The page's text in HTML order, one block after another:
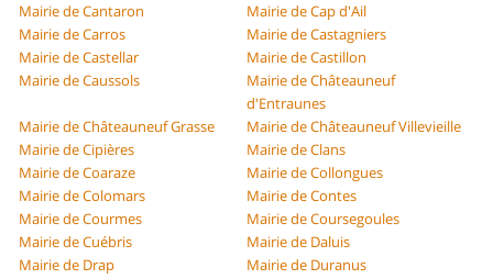
Mairie de Cantaron
Mairie de Cap d'Ail
Mairie de Carros
Mairie de Castagniers
Mairie de Castellar
Mairie de Castillon
Mairie de Caussols
Mairie de Châteauneuf
d'Entraunes
Mairie de Châteauneuf Grasse
Mairie de Châteauneuf Villevieille
Mairie de Cipières
Mairie de Clans
Mairie de Coaraze
Mairie de Collongues
Mairie de Colomars
Mairie de Contes
Mairie de Courmes
Mairie de Coursegoules
Mairie de Cuébris
Mairie de Daluis
Mairie de Drap
Mairie de Duranus